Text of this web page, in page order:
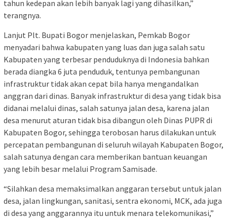
tahun kedepan akan lebih banyak lagi yang dihasilkan,”
terangnya.
Lanjut Plt. Bupati Bogor menjelaskan, Pemkab Bogor
menyadari bahwa kabupaten yang luas dan juga salah satu
Kabupaten yang terbesar penduduknya di Indonesia bahkan
berada diangka 6 juta penduduk, tentunya pembangunan
infrastruktur tidak akan cepat bila hanya mengandalkan
anggran dari dinas. Banyak infrastruktur di desa yang tidak bisa
didanai melalui dinas, salah satunya jalan desa, karena jalan
desa menurut aturan tidak bisa dibangun oleh Dinas PUPR di
Kabupaten Bogor, sehingga terobosan harus dilakukan untuk
percepatan pembangunan di seluruh wilayah Kabupaten Bogor,
salah satunya dengan cara memberikan bantuan keuangan
yang lebih besar melalui Program Samisade.
“Silahkan desa memaksimalkan anggaran tersebut untuk jalan
desa, jalan lingkungan, sanitasi, sentra ekonomi, MCK, ada juga
di desa yang anggarannya itu untuk menara telekomunikasi,”